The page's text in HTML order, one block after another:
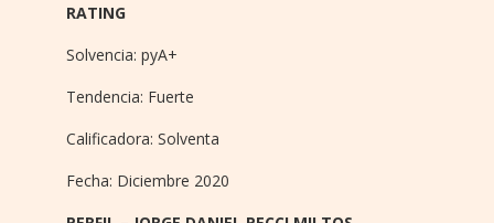
RATING
Solvencia: pyA+
Tendencia: Fuerte
Calificadora: Solventa
Fecha: Diciembre 2020